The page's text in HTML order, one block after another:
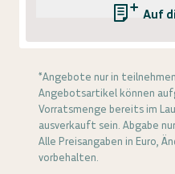
Auf
*Angebote nur in
Angebotsartikel können
Vorratsmenge bereits im
ausverkauft sein. Abgabe
Alle Preisangaben in Euro,
vorbehalten.